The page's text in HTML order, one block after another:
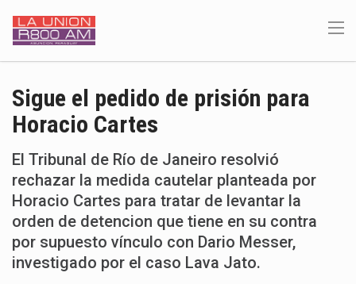
Sigue el pedido de prisión para
Horacio Cartes
El Tribunal de Río de Janeiro resolvió
rechazar la medida cautelar planteada por
Horacio Cartes para tratar de levantar la
orden de detencion que tiene en su contra
por supuesto vínculo con Dario Messer,
investigado por el caso Lava Jato.